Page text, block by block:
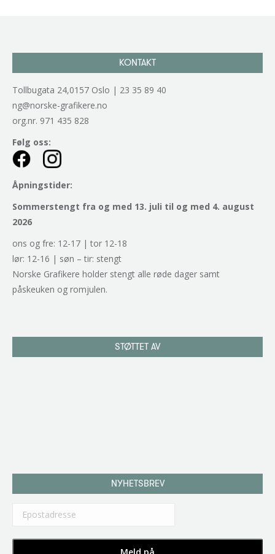
KONTAKT
Tollbugata 24,0157 Oslo | 23 35 89 40
ng@norske-grafikere.no
org.nr. 971 435 828
Følg oss:
Åpningstider:
Sommerstengt fra og med 13. juli til og med 4. august
2026
ons og fre: 12-17 | tor 12-18
lør: 12-16 | søn – tir: stengt
Norske Grafikere holder stengt alle røde dager samt
påskeuken og romjulen.
STØTTET AV
NYHETSBREV